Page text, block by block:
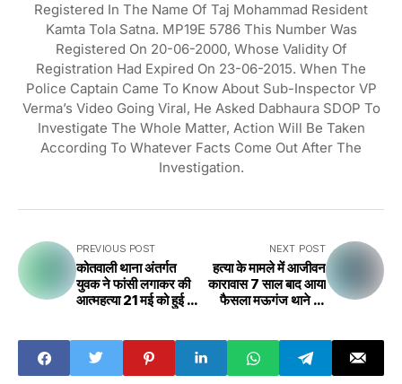
Registered In The Name Of Taj Mohammad Resident
Kamta Tola Satna. MP19E 5786 This Number Was
Registered On 20-06-2000, Whose Validity Of
Registration Had Expired On 23-06-2015. When The
Police Captain Came To Know About Sub-Inspector VP
Verma’s Video Going Viral, He Asked Dabhaura SDOP To
Investigate The Whole Matter, Action Will Be Taken
According To Whatever Facts Come Out After The
Investigation.
PREVIOUS POST
कोतवाली थाना अंतर्गत
युवक ने फांसी लगाकर की
आत्महत्या 21 मई को हुई थी
NEXT POST
हत्या के मामले में आजीवन
कारावास 7 साल बाद आया
फैसला मऊगंज थाने का